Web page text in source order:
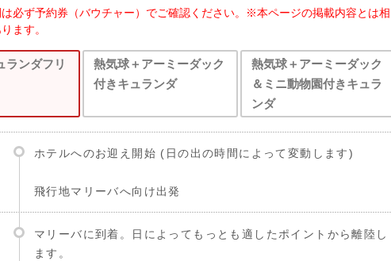
必ず予約券（バウチャー）でご確認ください。※本ページの掲載内容とは相
ます。
ランダフリ
ホテルへのお迎え開始 (日の出の時間によって変動します)
飛行地マリーバへ向け出発
マリーバに到着。日によってもっとも適したポイントから離陸し
ます。
熱気球＋アーミーダック
付きキュランダ
熱気球＋アーミーダック
＆ミニ動物園付きキュラ
ンダ